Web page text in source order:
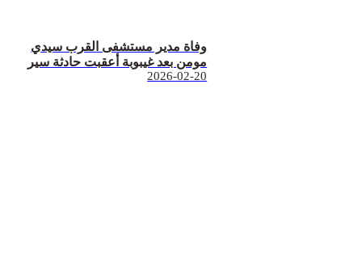
وفاة مدير مستشفى القرب سيدي
مومن بعد غيبوبة أعقبت حادثة سير
2026-02-20